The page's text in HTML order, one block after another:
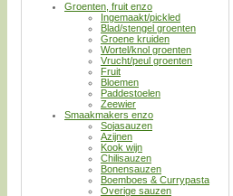
Groenten, fruit enzo
Ingemaakt/pickled
Blad/stengel groenten
Groene kruiden
Wortel/knol groenten
Vrucht/peul groenten
Fruit
Bloemen
Paddestoelen
Zeewier
Smaakmakers enzo
Sojasauzen
Azijnen
Kook wijn
Chilisauzen
Bonensauzen
Boemboes & Currypasta
Overige sauzen